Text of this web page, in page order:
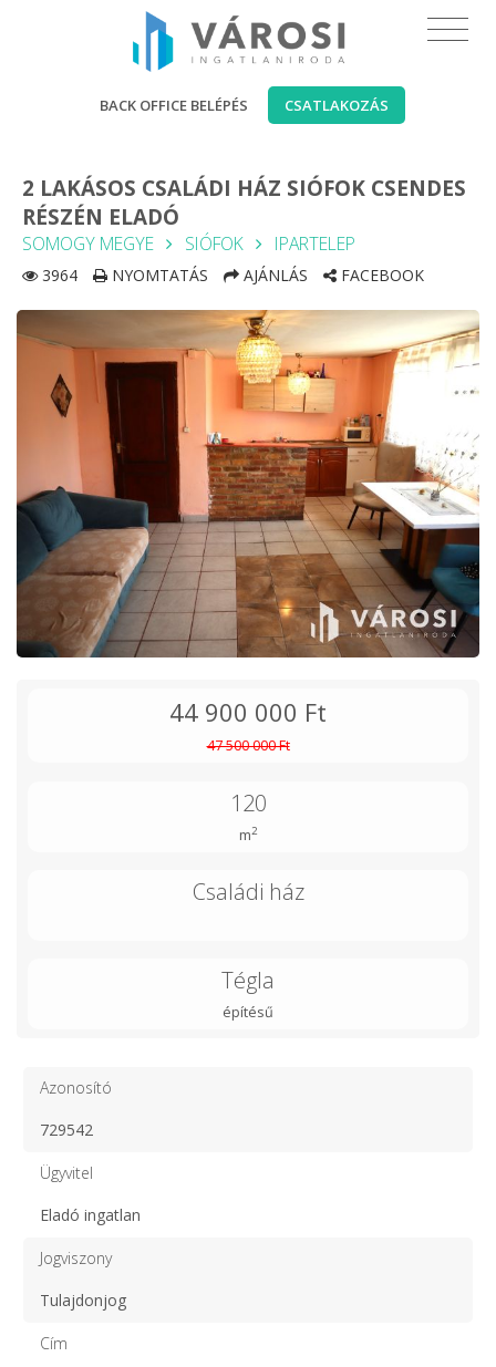
BACK OFFICE BELÉPÉS CSATLAKOZÁS
2 LAKÁSOS CSALÁDI HÁZ SIÓFOK CSENDES
RÉSZÉN ELADÓ
SOMOGY MEGYE SIÓFOK IPARTELEP
3964 NYOMTATÁS AJÁNLÁS FACEBOOK
44 900 000 Ft
47 500 000 Ft
120
m2
Családi ház
Tégla
építésű
Azonosító
729542
Ügyvitel
Eladó ingatlan
Jogviszony
Tulajdonjog
Cím